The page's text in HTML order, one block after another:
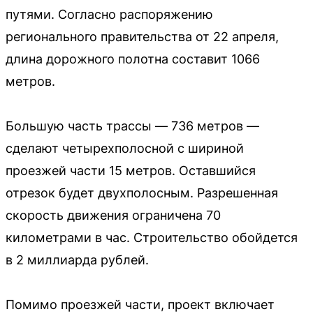
путями. Согласно распоряжению
регионального правительства от 22 апреля,
длина дорожного полотна составит 1066
метров.
Большую часть трассы — 736 метров —
сделают четырехполосной с шириной
проезжей части 15 метров. Оставшийся
отрезок будет двухполосным. Разрешенная
скорость движения ограничена 70
километрами в час. Строительство обойдется
в 2 миллиарда рублей.
Помимо проезжей части, проект включает